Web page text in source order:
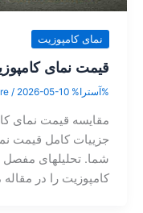
نمای کامپوزیت
قیمت نمای
%آسترا% / 2026-05-10
مقایسه قیمت نمای
جزییات کامل قیمت
شما. تحلیلهای مفصل و
کامپوزیت را در مقاله